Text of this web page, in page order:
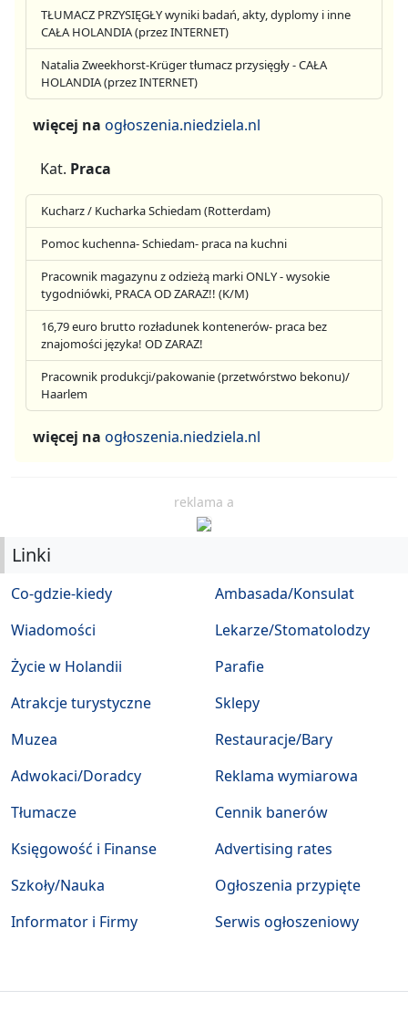
TŁUMACZ PRZYSIĘGŁY wyniki badań, akty, dyplomy i inne
CAŁA HOLANDIA (przez INTERNET)
Natalia Zweekhorst-Krüger tłumacz przysięgły - CAŁA
HOLANDIA (przez INTERNET)
więcej na ogłoszenia.niedziela.nl
Kat. Praca
Kucharz / Kucharka Schiedam (Rotterdam)
Pomoc kuchenna- Schiedam- praca na kuchni
Pracownik magazynu z odzieżą marki ONLY - wysokie
tygodniówki, PRACA OD ZARAZ!! (K/M)
16,79 euro brutto rozładunek kontenerów- praca bez
znajomości języka! OD ZARAZ!
Pracownik produkcji/pakowanie (przetwórstwo bekonu)/
Haarlem
więcej na ogłoszenia.niedziela.nl
reklama a
Linki
Co-gdzie-kiedy
Wiadomości
Życie w Holandii
Atrakcje turystyczne
Muzea
Ambasada/Konsulat
Lekarze/Stomatolodzy
Parafie
Sklepy
Restauracje/Bary
Adwokaci/Doradcy
Tłumacze
Księgowość i Finanse
Szkoły/Nauka
Informator i Firmy
Reklama wymiarowa
Cennik banerów
Advertising rates
Ogłoszenia przypięte
Serwis ogłoszeniowy